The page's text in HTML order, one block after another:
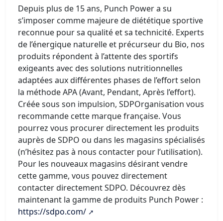
Depuis plus de 15 ans, Punch Power a su
s’imposer comme majeure de diététique sportive
reconnue pour sa qualité et sa technicité. Experts
de l’énergique naturelle et précurseur du Bio, nos
produits répondent à l’attente des sportifs
exigeants avec des solutions nutritionnelles
adaptées aux différentes phases de l’effort selon
la méthode APA (Avant, Pendant, Après l’effort).
Créée sous son impulsion, SDPOrganisation vous
recommande cette marque française. Vous
pourrez vous procurer directement les produits
auprès de SDPO ou dans les magasins spécialisés
(n’hésitez pas à nous contacter pour l’utilisation).
Pour les nouveaux magasins désirant vendre
cette gamme, vous pouvez directement
contacter directement SDPO. Découvrez dès
maintenant la gamme de produits Punch Power :
https://sdpo.com/